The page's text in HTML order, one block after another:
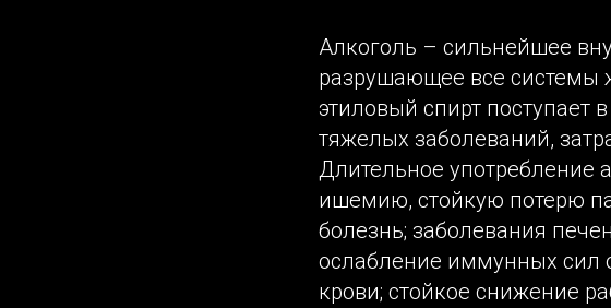
Алкоголь – сильнейшее
разрушающее все системы
этиловый спирт поступает
тяжелых заболеваний,
Длительное употребление
ишемию, стойкую потерю
болезнь; заболевания
ослабление иммунных сил
крови; стойкое снижение